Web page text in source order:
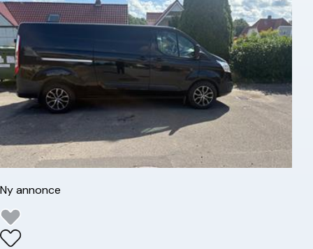
Ny annonce